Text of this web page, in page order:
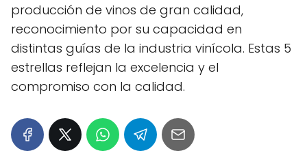
producción de vinos de gran calidad,
reconocimiento por su capacidad en
distintas guías de la industria vinícola. Estas 5
estrellas reflejan la excelencia y el
compromiso con la calidad.